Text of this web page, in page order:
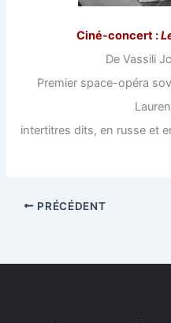
Ciné-concert :
De Vassili
Premier space-opéra
intertitres dits, en russe et
PRÉCÉDENT